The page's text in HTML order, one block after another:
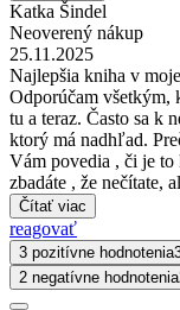
Katka Šindel
Neoverený nákup
25.11.2025
Najlepšia kniha v
Odporúčam všetkým,
tu a teraz. Často sa k
ktorý má nadhľad.
Vám povedia , či je to
zbadáte , že nečítate,
Čítať viac
reagovať
3 pozitívne hodnotenia
2 negatívne hodnotenia